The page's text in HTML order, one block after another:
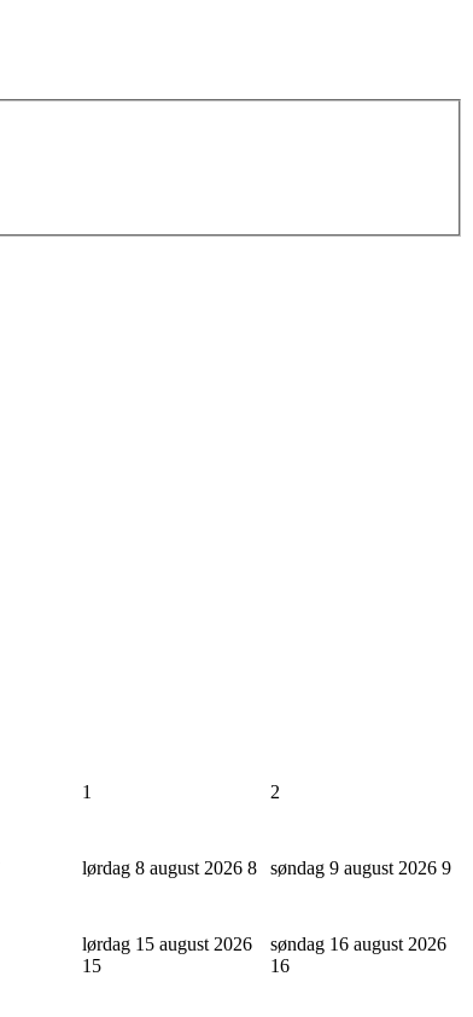
1 2
lørdag 8 august 2026 8 søndag 9 august 2026 9
lørdag 15 august 2026
15
søndag 16 august 2026
16